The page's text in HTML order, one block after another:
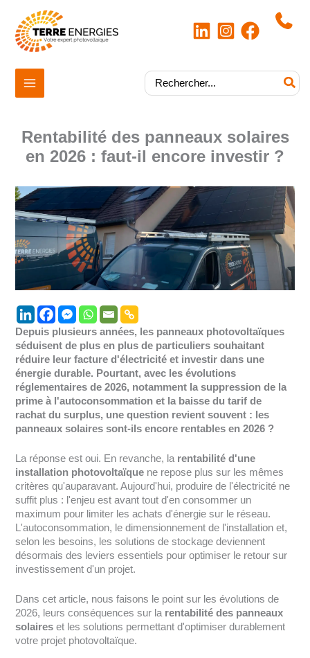
contenu
Rechercher:
Rentabilité des panneaux solaires
en 2026 : faut-il encore investir ?
Depuis plusieurs années, les panneaux photovoltaïques
séduisent de plus en plus de particuliers souhaitant
réduire leur facture d'électricité et investir dans une
énergie durable. Pourtant, avec les évolutions
réglementaires de 2026, notamment la suppression de la
prime à l'autoconsommation et la baisse du tarif de
rachat du surplus, une question revient souvent : les
panneaux solaires sont-ils encore rentables en 2026 ?
La réponse est oui. En revanche, la rentabilité d'une
installation photovoltaïque ne repose plus sur les mêmes
critères qu'auparavant. Aujourd'hui, produire de l'électricité ne
suffit plus : l'enjeu est avant tout d'en consommer un
maximum pour limiter les achats d'énergie sur le réseau.
L'autoconsommation, le dimensionnement de l'installation et,
selon les besoins, les solutions de stockage deviennent
désormais des leviers essentiels pour optimiser le retour sur
investissement d'un projet.
Dans cet article, nous faisons le point sur les évolutions de
2026, leurs conséquences sur la rentabilité des panneaux
solaires et les solutions permettant d'optimiser durablement
votre projet photovoltaïque.